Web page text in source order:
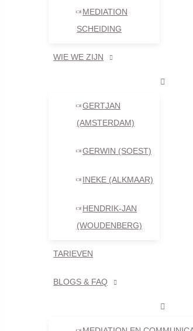
MEDIATION
SCHEIDING
WIE WE ZIJN
GERTJAN
(AMSTERDAM)
GERWIN (SOEST)
INEKE (ALKMAAR)
HENDRIK-JAN
(WOUDENBERG)
TARIEVEN
BLOGS & FAQ
Vooral het gebrek aan communicatie is
relatie koppelt. Daarom geef ik hieronder
Inhoudsopgave
Afstandelijkheid en relatietwijfel (1)
Gebrek aan communicatie (2)
Verandering in intimiteit (4)
Individuele groei (5)
Gevoel van onrust of leegte (7)
Verliefdheid of fantasie over een ander (8)